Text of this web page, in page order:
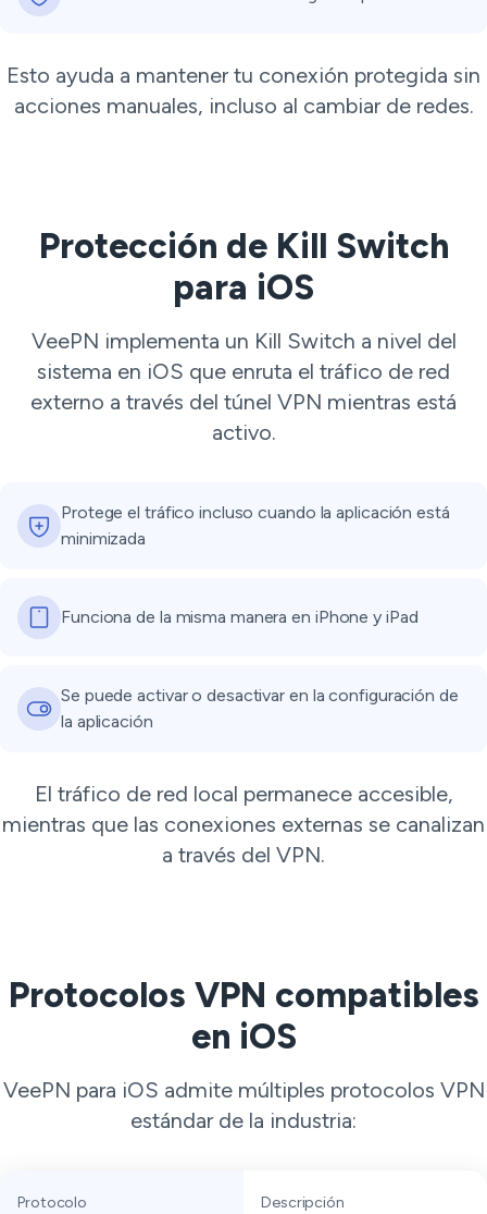
Esto ayuda a mantener tu conexión protegida sin
acciones manuales, incluso al cambiar de redes.
Protección de Kill Switch
para iOS
VeePN implementa un Kill Switch a nivel del
sistema en iOS que enruta el tráfico de red
externo a través del túnel VPN mientras está
activo.
Protege el tráfico incluso cuando la aplicación está
minimizada
Funciona de la misma manera en iPhone y iPad
Se puede activar o desactivar en la configuración de
la aplicación
El tráfico de red local permanece accesible,
mientras que las conexiones externas se canalizan
a través del VPN.
Protocolos VPN compatibles
en iOS
VeePN para iOS admite múltiples protocolos VPN
estándar de la industria:
Protocolo Descripción